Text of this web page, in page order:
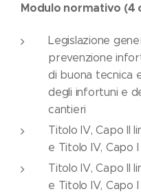
Modulo normativo (4
Legislazione
prevenzione
di buona tecnica
degli infortuni e
cantieri
Titolo IV, Capo II
e Titolo IV, Capo
Titolo IV, Capo II
e Titolo IV, Capo